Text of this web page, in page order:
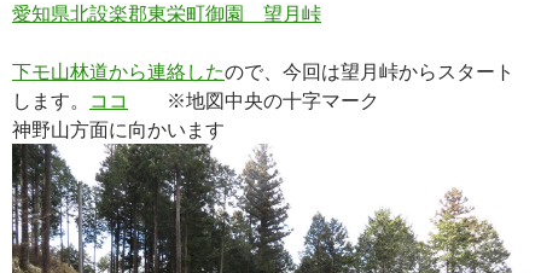
愛知県北設楽郡東栄町御園 望月峠
下モ山林道から連絡したので、今回は望月峠からスタート
します。
ココ
※地図中央の十字マーク
神野山方面に向かいます